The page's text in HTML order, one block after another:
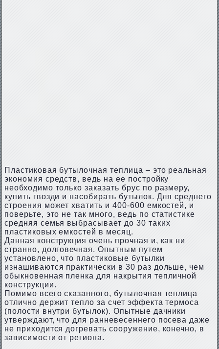
Пластиковая бутылочная теплица – это реальная
экономия средств, ведь на ее постройку
необходимо только заказать брус по размеру,
купить гвозди и насобирать бутылок. Для среднего
строения может хватить и 400-600 емкостей, и
поверьте, это не так много, ведь по статистике
средняя семья выбрасывает до 30 таких
пластиковых емкостей в месяц.
Данная конструкция очень прочная и, как ни
странно, долговечная. Опытным путем
установлено, что пластиковые бутылки
изнашиваются практически в 30 раз дольше, чем
обыкновенная пленка для накрытия тепличной
конструкции.
Помимо всего сказанного, бутылочная теплица
отлично держит тепло за счет эффекта термоса
(полости внутри бутылок). Опытные дачники
утверждают, что для ранневесеннего посева даже
не приходится догревать сооружение, конечно, в
зависимости от региона.